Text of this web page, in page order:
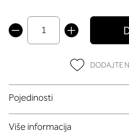
DODAJTE
Pojedinosti
Više informacija